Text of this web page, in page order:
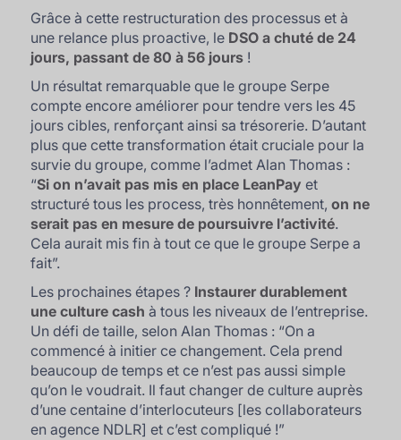
Grâce à cette restructuration des processus et à
une relance plus proactive, le DSO a chuté de 24
jours, passant de 80 à 56 jours!
Un résultat remarquable que le groupe Serpe
compte encore améliorer pour tendre vers les 45
jours cibles, renforçant ainsi sa trésorerie. D’autant
plus que cette transformation était cruciale pour la
survie du groupe, comme l’admet Alan Thomas :
“Si on n’avait pas mis en place LeanPay et
structuré tous les process, très honnêtement, on ne
serait pas en mesure de poursuivre l’activité.
Cela aurait mis fin à tout ce que le groupe Serpe a
fait”.
Les prochaines étapes ? Instaurer durablement
une culture cash à tous les niveaux de l’entreprise.
Un défi de taille, selon Alan Thomas : “On a
commencé à initier ce changement. Cela prend
beaucoup de temps et ce n’est pas aussi simple
qu’on le voudrait. Il faut changer de culture auprès
d’une centaine d’interlocuteurs [les collaborateurs
en agence NDLR] et c’est compliqué !”